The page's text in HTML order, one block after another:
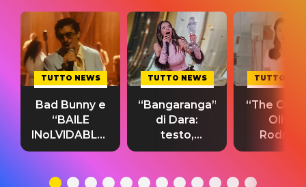
TUTTO NEWS
Bad Bunny e
“BAILE
INoLVIDABLE”:
testo,
significato
TUTTO NEWS
“Bangaranga”
di Dara:
testo,
traduzione e
del singolo
TUTTO
“The
Olivia
testo,